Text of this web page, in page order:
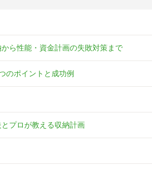
ら性能・資金計画の失敗対策まで
のポイントと成功例
プロが教える収納計画